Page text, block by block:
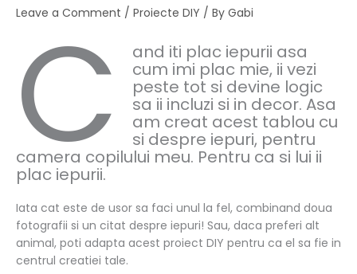
Leave a Comment / Proiecte DIY / By Gabi
C and iti plac iepurii asa
cum imi plac mie, ii vezi
peste tot si devine logic
sa ii incluzi si in decor. Asa
am creat acest tablou cu
si despre iepuri, pentru
camera copilului meu. Pentru ca si lui ii
plac iepurii.
Iata cat este de usor sa faci unul la fel, combinand doua
fotografii si un citat despre iepuri! Sau, daca preferi alt
animal, poti adapta acest proiect DIY pentru ca el sa fie in
centrul creatiei tale.